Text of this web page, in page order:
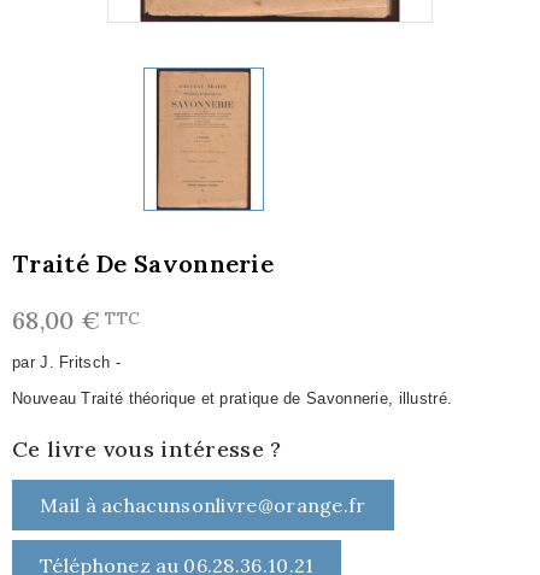
Traité De Savonnerie
68,00 € TTC
par J. Fritsch -
Nouveau Traité théorique et pratique de Savonnerie, illustré.
Ce livre vous intéresse ?
Mail à achacunsonlivre@orange.fr
Téléphonez au 06.28.36.10.21